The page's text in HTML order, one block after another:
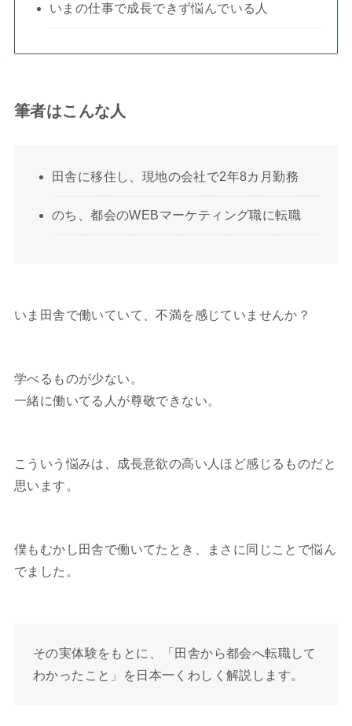
いまの仕事で成長できず悩んでいる人
筆者はこんな人
田舎に移住し、現地の会社で2年8カ月勤務
のち、都会のWEBマーケティング職に転職
いま田舎で働いていて、不満を感じていませんか？
学べるものが少ない。
一緒に働いてる人が尊敬できない。
こういう悩みは、成長意欲の高い人ほど感じるものだと
思います。
僕もむかし田舎で働いてたとき、まさに同じことで悩ん
でました。
その実体験をもとに、「田舎から都会へ転職して
わかったこと」を日本一くわしく解説します。